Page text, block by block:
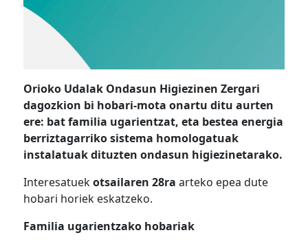
Orioko Udalak Ondasun Higiezinen Zergari
dagozkion bi hobari-mota onartu ditu aurten
ere: bat familia ugarientzat, eta bestea energia
berriztagarriko sistema homologatuak
instalatuak dituzten ondasun higiezinetarako.
Interesatuekotsailaren 28ra arteko epea dute
hobari horiek eskatzeko.
Familia ugarientzako hobariak